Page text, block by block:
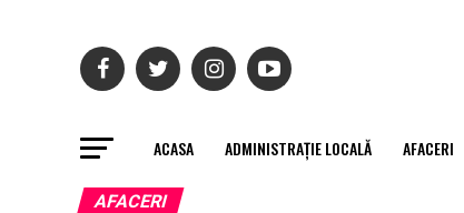
ACASA ADMINISTRAȚIE LOCALĂ AFACERI
AFACERI